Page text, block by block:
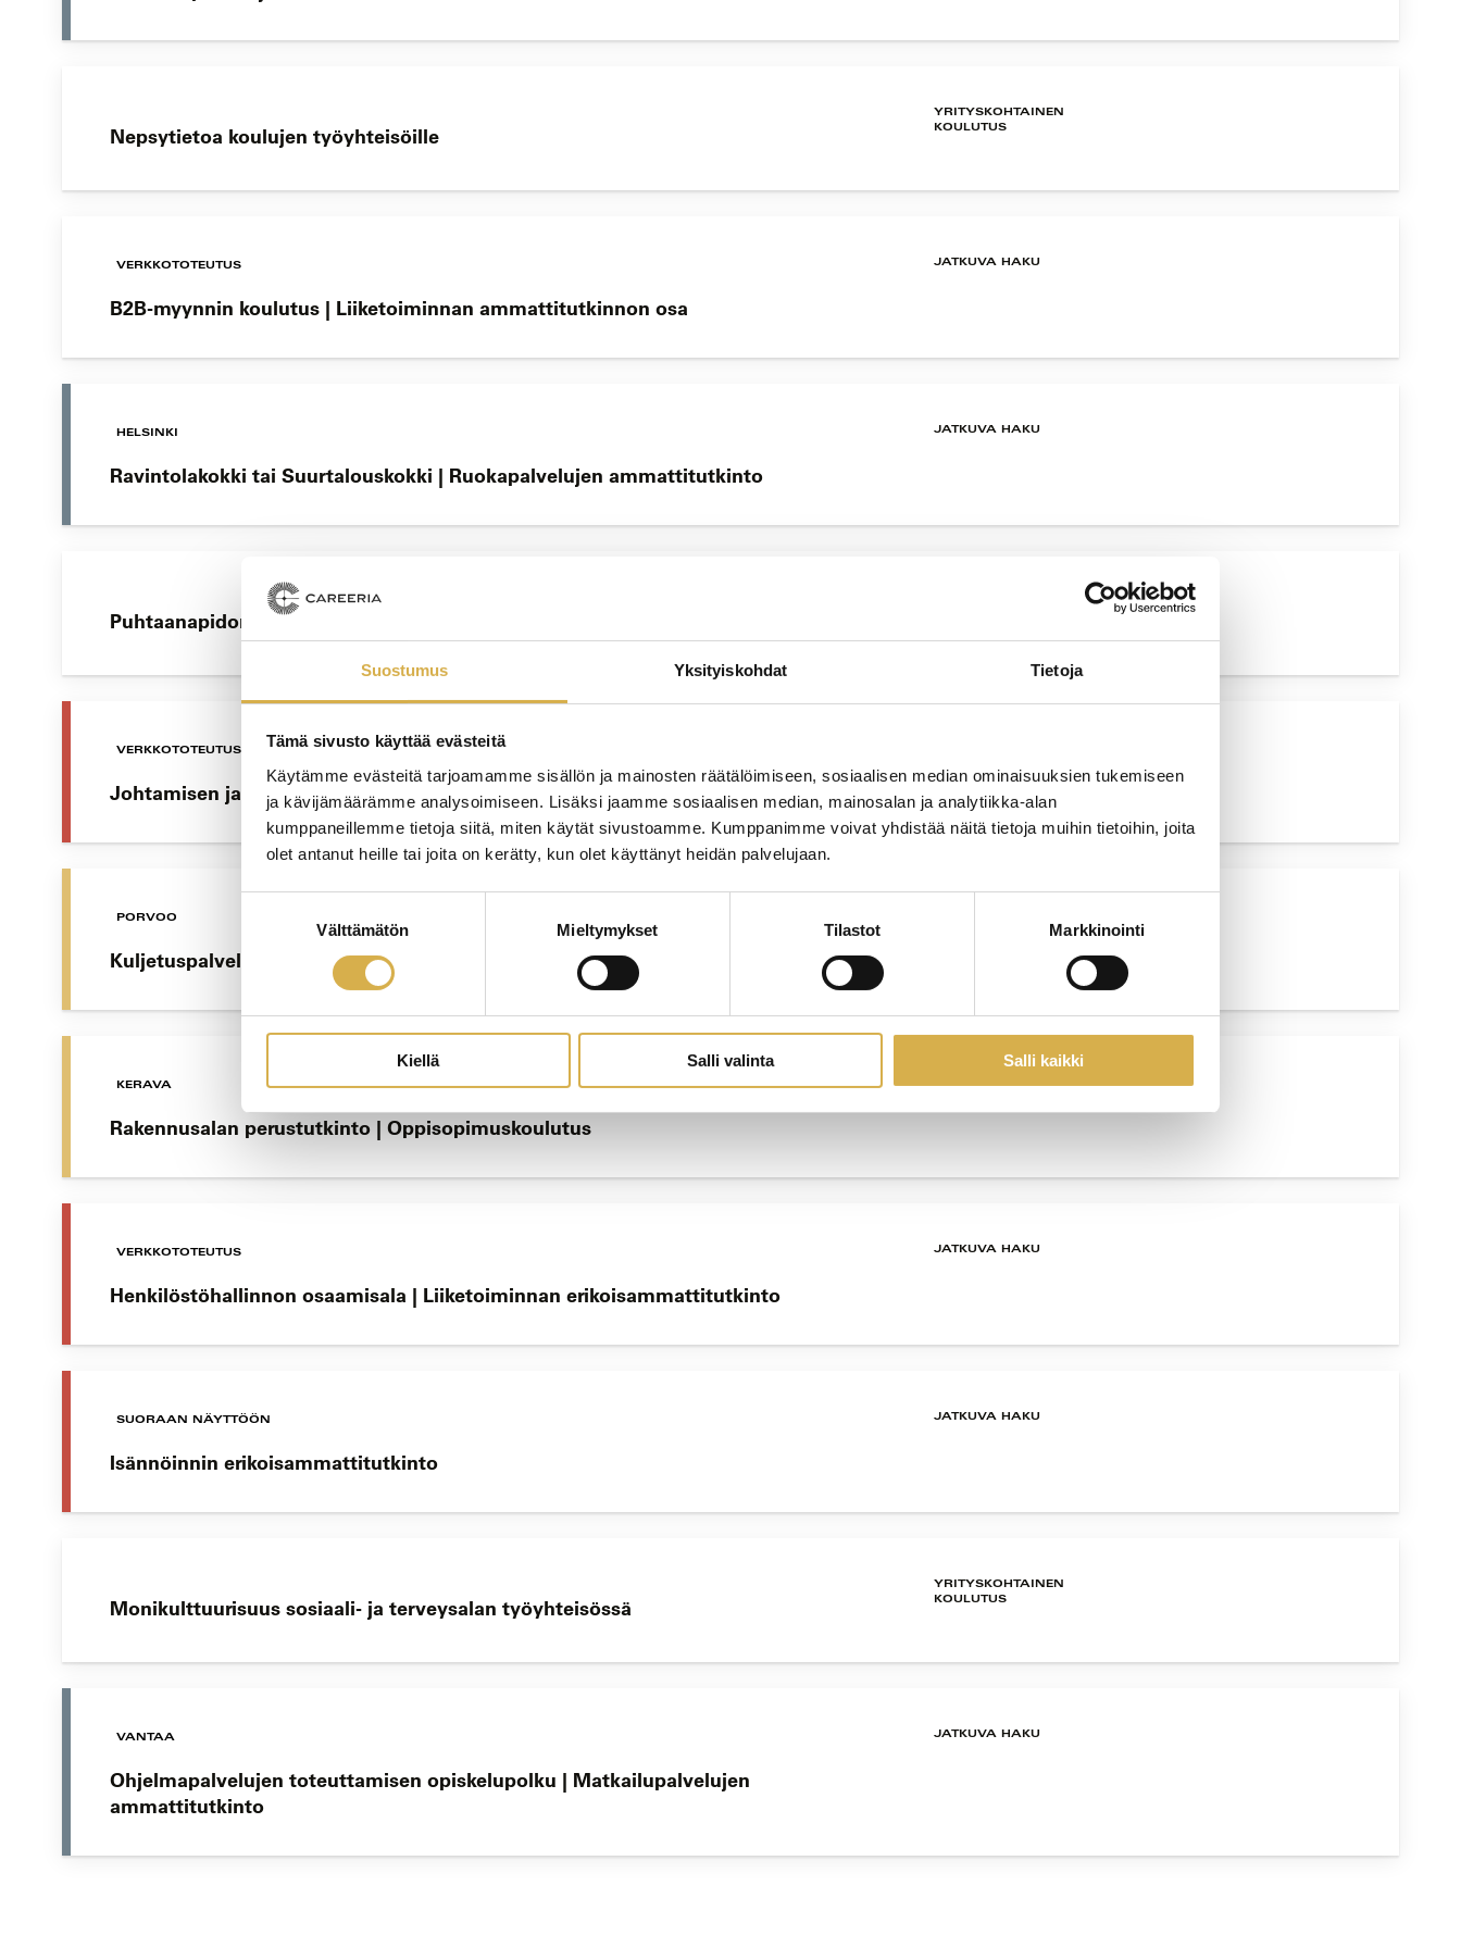
Suostumus Yksityiskohdat Tietoja
Tämä sivusto käyttää evästeitä
Käytämme evästeitä tarjoamamme sisällön ja mainosten räätälöimiseen, sosiaalisen median ominaisuuksien tukemiseen
ja kävijämäärämme analysoimiseen. Lisäksi jaamme sosiaalisen median, mainosalan ja analytiikka-alan
kumppaneillemme tietoja siitä, miten käytät sivustoamme. Kumppanimme voivat yhdistää näitä tietoja muihin tietoihin, joita
olet antanut heille tai joita on kerätty, kun olet käyttänyt heidän palvelujaan.
Välttämätön Mieltymykset Tilastot Markkinointi
Kiellä Salli valinta Salli kaikki
Nepsytietoa koulujen työyhteisöille
YRITYSKOHTAINEN
KOULUTUS
VERKKOTOTEUTUS
B2B-myynnin koulutus | Liiketoiminnan ammattitutkinnon osa
JATKUVA HAKU
HELSINKI
Ravintolakokki tai Suurtalouskokki | Ruokapalvelujen ammattitutkinto
JATKUVA HAKU
Puhtaanapidon perusteet eläinten parissa työskenteleville
VERKKOTOTEUTUS
Johtamisen ja yritysjohtamisen erikoisammattitutkinto
PORVOO
Kuljetuspalvelujen osaamisala | Logistiikan perustutkinto
KERAVA
Rakennusalan perustutkinto | Oppisopimuskoulutus
VERKKOTOTEUTUS
Henkilöstöhallinnon osaamisala | Liiketoiminnan erikoisammattitutkinto
JATKUVA HAKU
SUORAAN NÄYTTÖÖN
Isännöinnin erikoisammattitutkinto
JATKUVA HAKU
Monikulttuurisuus sosiaali- ja terveysalan työyhteisössä
YRITYSKOHTAINEN
KOULUTUS
VANTAA
Ohjelmapalvelujen toteuttamisen opiskelupolku | Matkailupalvelujen
ammattitutkinto
JATKUVA HAKU